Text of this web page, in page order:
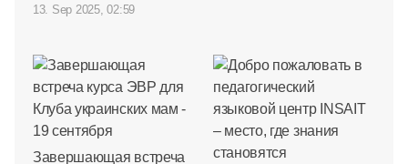
13. Sep 2025, 02:59
Завершающая встреча